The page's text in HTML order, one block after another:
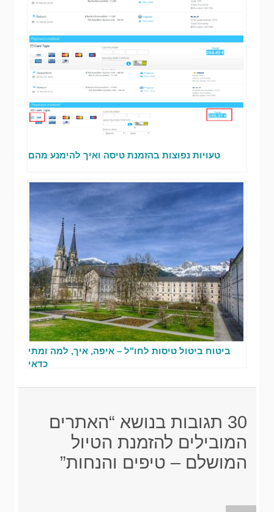
טעויות נפוצות בהזמנת טיסה ואיך להימנע מהם
ביטוח ביטול טיסות לחו"ל – איפה, איך, למה ומתי
כדאי
30 תגובות בנושא “האתרים
המובילים להזמנת הטיול
המושלם – טיפים והנחות”